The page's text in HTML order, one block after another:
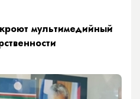
мультимедийный